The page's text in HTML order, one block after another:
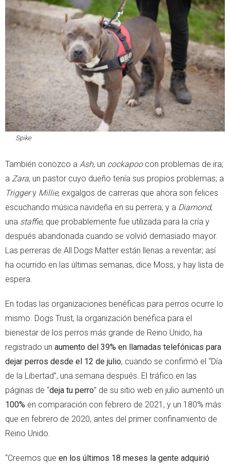
Spike
También conozco a Ash, un cockapoocon problemas de ira;
a Zara, un pastor cuyo dueño tenía sus propios problemas; a
Triggery Millie, exgalgos de carreras que ahora son felices
escuchando música navideña en su perrera; y a Diamond,
una staffie, que probablemente fue utilizada para la cría y
después abandonada cuando se volvió demasiado mayor.
Las perreras de All Dogs Matter están llenas a reventar; así
ha ocurrido en las últimas semanas, dice Moss, y hay lista de
espera.
En todas las organizaciones benéficas para perros ocurre lo
mismo. Dogs Trust, la organización benéfica para el
bienestar de los perros más grande de Reino Unido, ha
registrado un aumento del 39% en llamadas telefónicas para
dejar perros desde el 12 de julio, cuando se confirmó el “Día
de la Libertad”, una semana después. El tráfico en las
páginas de “deja tu perro” de su sitio web en julio aumentó un
100% en comparación con febrero de 2021, y un 180% más
que en febrero de 2020, antes del primer confinamiento de
Reino Unido.
“Creemos que en los últimos 18 meses la gente adquirió